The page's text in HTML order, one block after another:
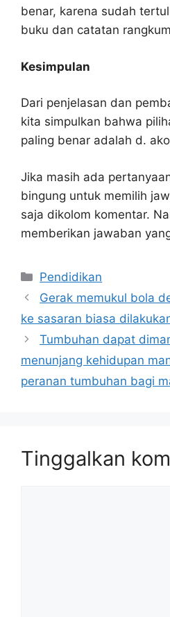
benar, karena sudah
buku dan catatan
Kesimpulan
Dari penjelasan dan
kita simpulkan bahwa
paling benar adalah d.
Jika masih ada
bingung untuk memilih
saja dikolom komentar.
memberikan jawaban
Kategori
Pendidikan
Gerak memukul bola
ke sasaran biasa
Tumbuhan dapat
menunjang kehidupan
peranan tumbuhan bagi
Tinggalkan